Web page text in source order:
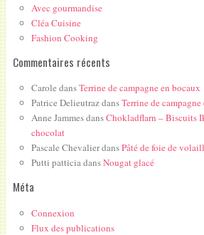
Avec gourmandise
Cléa Cuisine
Fashion Cooking
Commentaires récents
Carole dansTerrine de campagne en bocaux
Patrice DelieutrazdansTerrine de
Anne JammesdansChokladflarn – Biscuits
chocolat
Pascale ChevalierdansPâté de foie de
Putti patticiadansNougat glacé
Méta
Connexion
Flux des publications